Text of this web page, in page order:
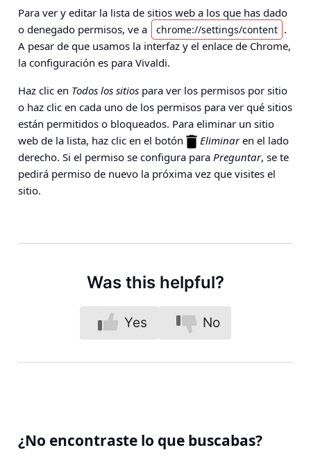
Para ver y editar la lista de sitios web a los que has dado
o denegado permisos, ve a
chrome://settings/content .
A pesar de que usamos la interfaz y el enlace de Chrome,
la configuración es para Vivaldi.
Haz clic en Todos los sitios para ver los permisos por sitio
o haz clic en cada uno de los permisos para ver qué sitios
están permitidos o bloqueados. Para eliminar un sitio
web de la lista, haz clic en el botón
Eliminaren el lado
derecho. Si el permiso se configura para Preguntar, se te
pedirá permiso de nuevo la próxima vez que visites el
sitio.
Was this helpful?
Yes No
¿No encontraste lo que buscabas?